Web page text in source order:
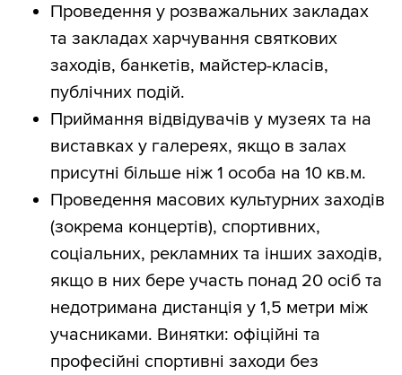
Проведення у розважальних закладах
та закладах харчування святкових
заходів, банкетів, майстер-класів,
публічних подій.
Приймання відвідувачів у музеях та на
виставках у галереях, якщо в залах
присутні більше ніж 1 особа на 10 кв.м.
Проведення масових культурних заходів
(зокрема концертів), спортивних,
соціальних, рекламних та інших заходів,
якщо в них бере участь понад 20 осіб та
недотримана дистанція у 1,5 метри між
учасниками. Винятки: офіційні та
професійні спортивні заходи без